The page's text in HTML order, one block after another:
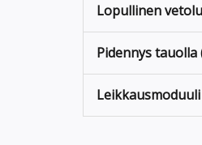
Lopullinen
Pidennys tauolla
Leikkausmoduuli